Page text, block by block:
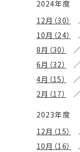
2024年度
12月（30）
10月（24）
8月（30）
6月（32）
4月（15）
2月（17）
2023年度
12月（15）
10月（16）